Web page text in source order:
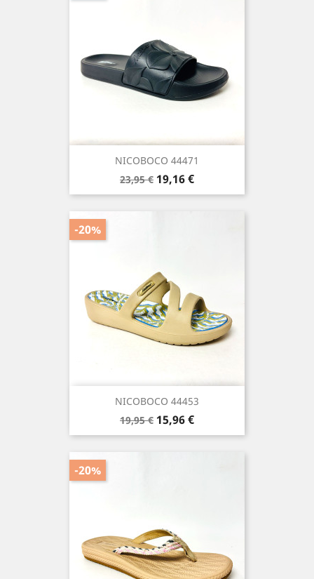
NICOBOCO 44471
Precio
base
23,95 € Precio
19,16 €
NICOBOCO 44453
Precio
base
19,95 € Precio
15,96 €
-20%
-20%